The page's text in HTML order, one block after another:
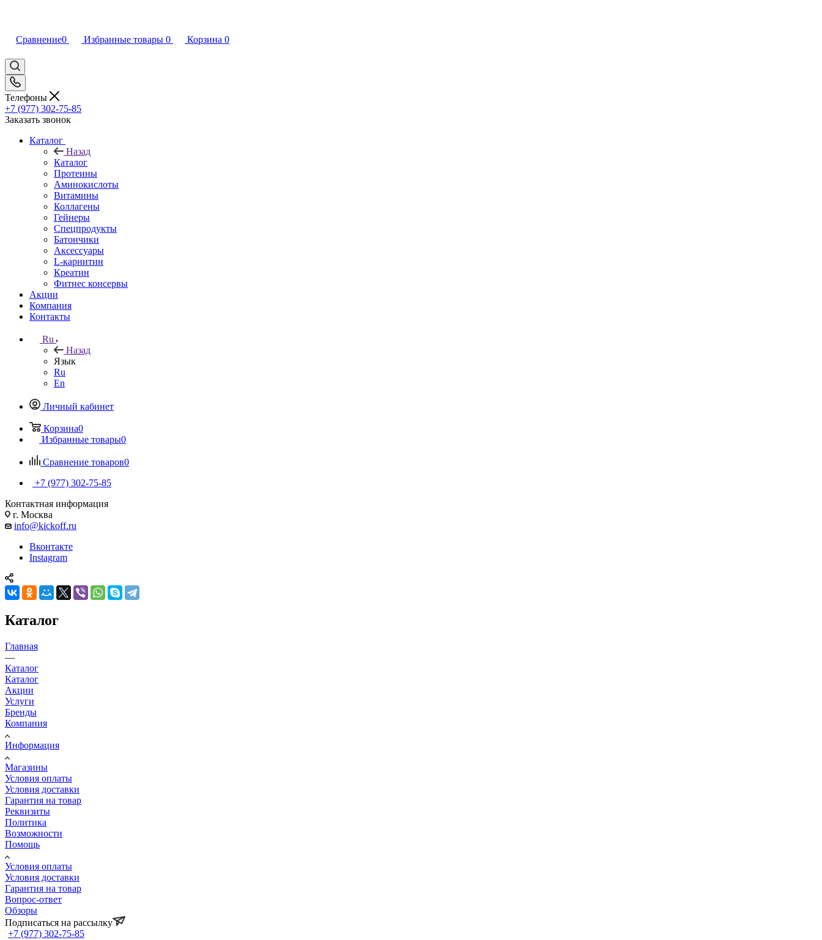
Сравнение0 Избранные товары 0 Корзина 0
Телефоны
+7 (977) 302-75-85
Заказать звонок
Каталог
Назад
Каталог
Протеины
Аминокислоты
Витамины
Коллагены
Гейнеры
Спецпродукты
Батончики
Аксессуары
L-карнитин
Креатин
Фитнес консервы
Акции
Компания
Контакты
Ru
Назад
Язык
Ru
En
Личный кабинет
Корзина0
Избранные товары0
Сравнение товаров0
+7 (977) 302-75-85
Контактная информация
г. Москва
info@kickoff.ru
Вконтакте
Instagram
Каталог
Главная
—
Каталог
Каталог
Акции
Услуги
Бренды
Компания
Информация
Магазины
Условия оплаты
Условия доставки
Гарантия на товар
Реквизиты
Политика
Возможности
Помощь
Условия оплаты
Условия доставки
Гарантия на товар
Вопрос-ответ
Обзоры
Подписаться на рассылку
+7 (977) 302-75-85